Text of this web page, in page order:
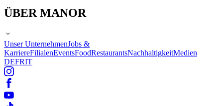
ÜBER MANOR
Unser UnternehmenJobs &
KarriereFilialenEventsFoodRestaurantsNachhaltigkeitMedien
DEFRIT